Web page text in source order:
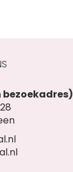
bezoekadres)